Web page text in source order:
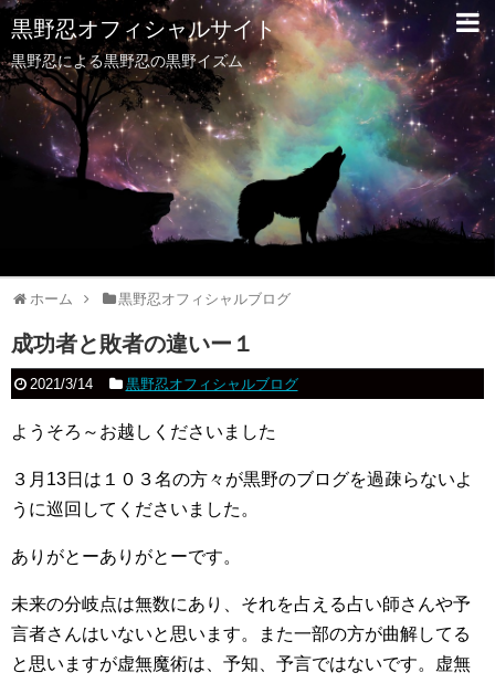
黒野忍オフィシャルサイト
黒野忍による黒野忍の黒野イズム
ホーム 黒野忍オフィシャルブログ
成功者と敗者の違いー１
2021/3/14 黒野忍オフィシャルブログ
ようそろ～お越しくださいました
３月13日は１０３名の方々が黒野のブログを過疎らないよ
うに巡回してくださいました。
ありがとーありがとーです。
未来の分岐点は無数にあり、それを占える占い師さんや予
言者さんはいないと思います。また一部の方が曲解してる
と思いますが虚無魔術は、予知、予言ではないです。虚無